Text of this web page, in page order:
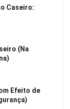
Caseiro:
(Na
Efeito de